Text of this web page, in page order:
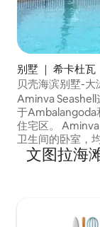
别墅 ｜ 希卡杜瓦
贝壳海滨别墅-大
Aminva
于Ambalangoda
住宅区。
卫生间的卧室，
水、豪华床上用
可以看到美丽的
文图拉海